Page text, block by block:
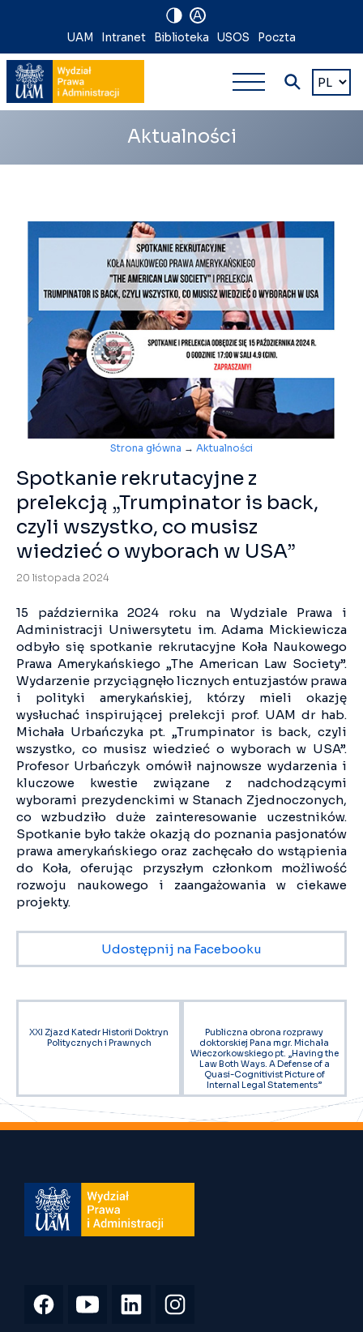
A
Nawigacja
na
skróty
UAM Intranet Biblioteka USOS Poczta
główna
Wybierz
język
Aktualności
Strona główna → Aktualności
Spotkanie rekrutacyjne z
prelekcją „Trumpinator is back,
czyli wszystko, co musisz
wiedzieć o wyborach w USA”
20 listopada 2024
15 października 2024 roku na Wydziale Prawa i
Administracji Uniwersytetu im. Adama Mickiewicza
odbyło się spotkanie rekrutacyjne Koła Naukowego
Prawa Amerykańskiego „The American Law Society”.
Wydarzenie przyciągnęło licznych entuzjastów prawa
i polityki amerykańskiej, którzy mieli okazję
wysłuchać inspirującej prelekcji prof. UAM dr hab.
Michała Urbańczyka pt. „Trumpinator is back, czyli
wszystko, co musisz wiedzieć o wyborach w USA”.
Profesor Urbańczyk omówił najnowsze wydarzenia i
kluczowe kwestie związane z nadchodzącymi
wyborami prezydenckimi w Stanach Zjednoczonych,
co wzbudziło duże zainteresowanie uczestników.
Spotkanie było także okazją do poznania pasjonatów
prawa amerykańskiego oraz zachęcało do wstąpienia
do Koła, oferując przyszłym członkom możliwość
rozwoju naukowego i zaangażowania w ciekawe
projekty.
Udostępnij na Facebooku
XXI Zjazd Katedr Historii Doktryn
Politycznych i Prawnych
Publiczna obrona rozprawy
doktorskiej Pana mgr. Michała
Wieczorkowskiego pt. „Having the
Law Both Ways. A Defense of a
Quasi-Cognitivist Picture of
Internal Legal Statements”